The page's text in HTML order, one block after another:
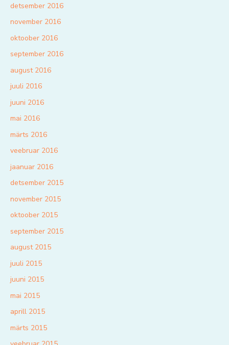
detsember 2016
november 2016
oktoober 2016
september 2016
august 2016
juuli 2016
juuni 2016
mai 2016
märts 2016
veebruar 2016
jaanuar 2016
detsember 2015
november 2015
oktoober 2015
september 2015
august 2015
juuli 2015
juuni 2015
mai 2015
aprill 2015
märts 2015